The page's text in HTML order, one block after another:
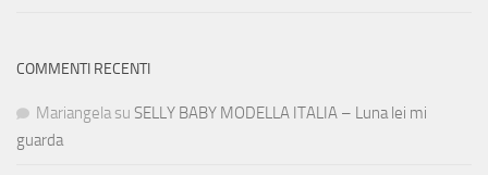
COMMENTI RECENTI
Mariangela su SELLY BABY MODELLA ITALIA – Luna lei mi
guarda